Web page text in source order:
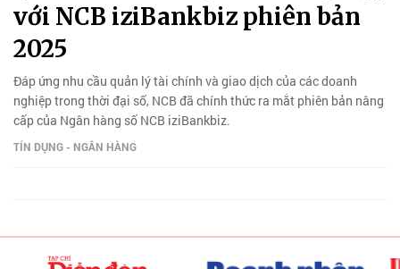
với NCB iziBankbiz phiên bản
2025
Đáp ứng nhu cầu quản lý tài chính và giao dịch của các doanh
nghiệp trong thời đại số, NCB đã chính thức ra mắt phiên bản nâng
cấp của Ngân hàng số NCB iziBankbiz.
TÍN DỤNG - NGÂN HÀNG